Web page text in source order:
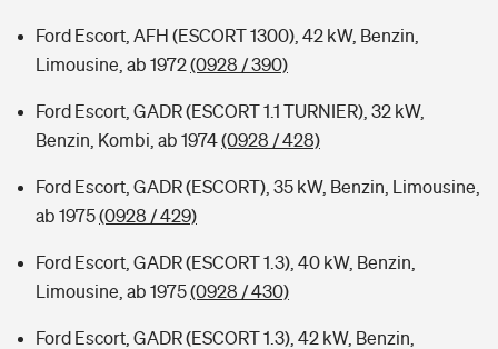
Ford Escort, AFH (ESCORT 1300), 42 kW, Benzin,
Limousine, ab 1972(0928 / 390)
Ford Escort, GADR (ESCORT 1.1 TURNIER), 32 kW,
Benzin, Kombi, ab 1974(0928 / 428)
Ford Escort, GADR (ESCORT), 35 kW, Benzin, Limousine,
ab 1975(0928 / 429)
Ford Escort, GADR (ESCORT 1.3), 40 kW, Benzin,
Limousine, ab 1975(0928 / 430)
Ford Escort, GADR (ESCORT 1.3), 42 kW, Benzin,